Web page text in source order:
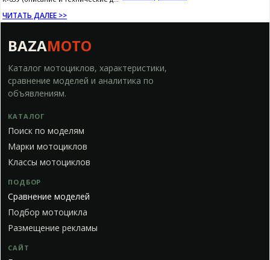
ЧИТАТЬ ДАЛЕЕ >>
BAZAMOTO
Каталог мотоциклов, характеристики,
сравнение моделей и аналитика по
объявлениям.
КАТАЛОГ
Поиск по моделям
Марки мотоциклов
Классы мотоциклов
ПОДБОР
Сравнение моделей
Подбор мотоцикла
Размещение рекламы
САЙТ